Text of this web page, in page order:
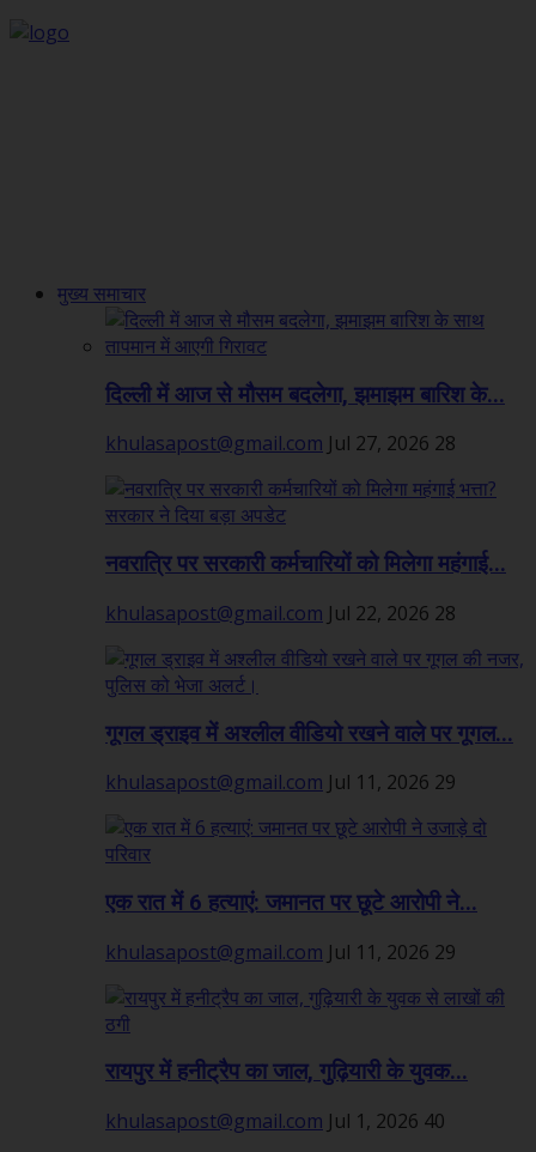
मुख्य समाचार
दिल्ली में आज से मौसम बदलेगा, झमाझम बारिश के...
khulasapost@gmail.com Jul 27, 2026 28
नवरात्रि पर सरकारी कर्मचारियों को मिलेगा महंगाई...
khulasapost@gmail.com Jul 22, 2026 28
गूगल ड्राइव में अश्लील वीडियो रखने वाले पर गूगल...
khulasapost@gmail.com Jul 11, 2026 29
एक रात में 6 हत्याएं: जमानत पर छूटे आरोपी ने...
khulasapost@gmail.com Jul 11, 2026 29
रायपुर में हनीट्रैप का जाल, गुढ़ियारी के युवक...
khulasapost@gmail.com Jul 1, 2026 40